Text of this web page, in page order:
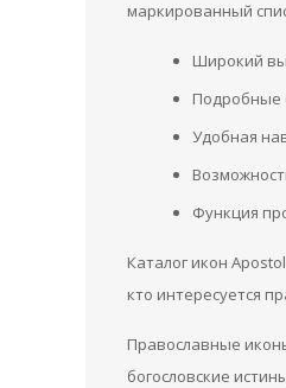
маркированный
Широкий
Подробные
Удобная
Функция
Каталог икон
кто интересуется
Православные
богословские